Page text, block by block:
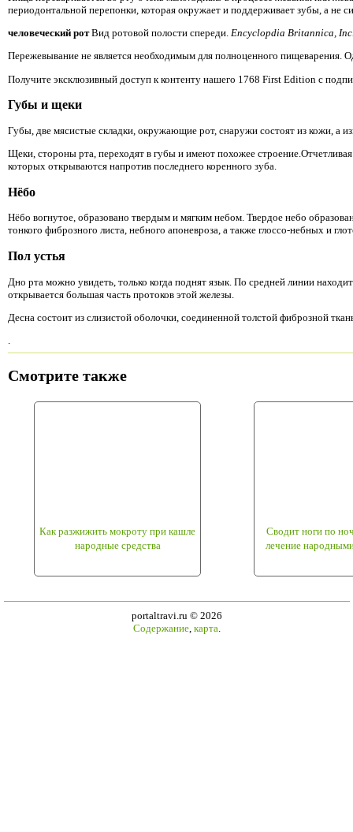
периодонтальной перепонки, которая окружает и поддерживает зубы, а не
человеческий ротВид ротовой полости спереди. Encyclopdia Britannica,
Пережевывание не является необходимым для полноценного пищеварения.
Получите эксклюзивный доступ к контенту нашего 1768 First Edition с
Губы и щеки
Губы, две мясистые складки, окружающие рот, снаружи состоят из кожи, а
Щеки, стороны рта, переходят в губы и имеют похожее
которых открываются напротив последнего коренного зуба.
Нёбо
Нёбо вогнутое, образовано твердым и мягким небом. Твердое небо
тонкого фиброзного листа, небного апоневроза, а также глоссо-небных и
Пол устья
Дно рта можно увидеть, только когда поднят язык. По средней линии
открывается большая часть протоков этой железы.
Десна состоит из слизистой оболочки, соединенной толстой фиброзной
.
Смотрите также
Как разжижить мокроту при кашле
народные средства
Сводит ноги по
лечение
portaltravi.ru © 2026
Содержание, карта.